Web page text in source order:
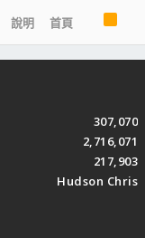
說明 首頁
S
307,070
2,716,071
217,903
Hudson Chris